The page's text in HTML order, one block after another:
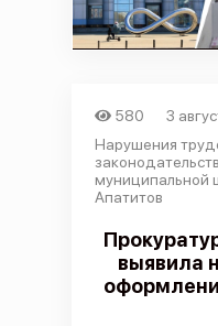
580
3
Нарушения
муниципальной
Апатитов
выявила